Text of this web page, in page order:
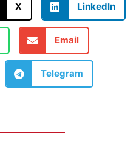
X LinkedIn
Email
Telegram